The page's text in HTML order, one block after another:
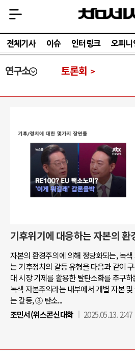
전체기사 이슈 인터링크 오피니
연구소 토론회
기후위기에 대응하는 자본의 환
자본의 환경주의에 의해 정당화되는, 녹
는 기후정치의 갈등 유형을 다음과 같이
대 시장 기제를 활용한 탈탄소화를 추구
녹색 자본주의라는 내부에서 개별 자본
는 갈등, ③ 탄소...
조민서(위스콘신대학
2025.05.13. 2:47